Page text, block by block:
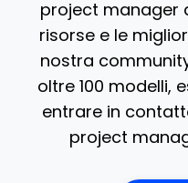
project manager
risorse e le
nostra
oltre 100 modelli,
entrare in
project